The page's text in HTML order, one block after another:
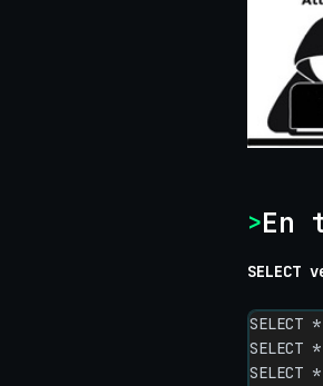
En
SELECT
SELECT
SELECT
SELECT